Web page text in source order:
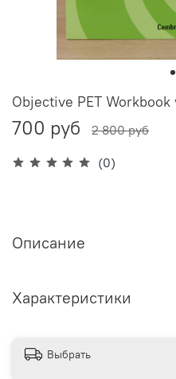
(0)
Objective PET
700 руб 2 800 руб
Описание
Характеристики
Выбрать